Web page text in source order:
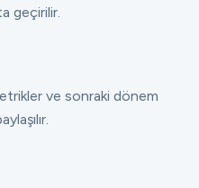
geçirilir.
ve sonraki dönem